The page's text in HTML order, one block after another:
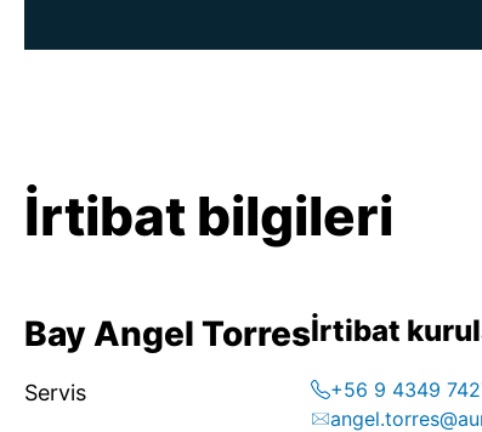
İrtibat bilgileri
Bay Angel Torres
Servis
İrtibat
+56 9 4349